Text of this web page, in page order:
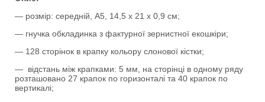
— розмір: середній, А5, 14,5 х 21 х 0,9 см;
— гнучка обкладинка з фактурної зернистної екошкіри;
— 128 сторінок в крапку кольору слонової кістки;
— відстань між крапками: 5 мм, на сторінці в одному ряду
розташовано 27 крапок по горизонталі та 40 крапок по
вертикалі;